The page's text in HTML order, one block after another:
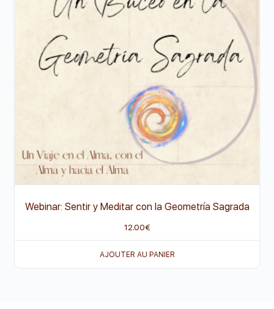
Webinar: Sentir y Meditar con la Geometría Sagrada
12.00€
AJOUTER AU PANIER